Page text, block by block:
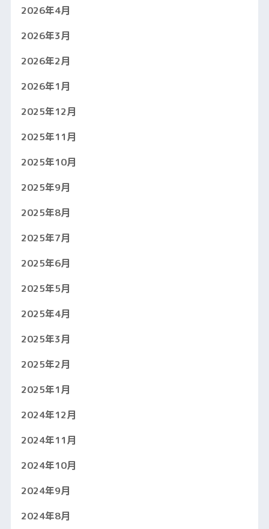
2026年4月
2026年3月
2026年2月
2026年1月
2025年12月
2025年11月
2025年10月
2025年9月
2025年8月
2025年7月
2025年6月
2025年5月
2025年4月
2025年3月
2025年2月
2025年1月
2024年12月
2024年11月
2024年10月
2024年9月
2024年8月